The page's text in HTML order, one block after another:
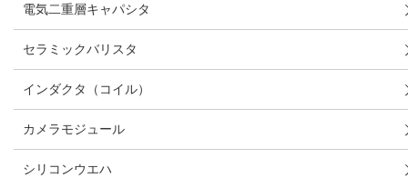
電気二重層キャパシタ
セラミックバリスタ
インダクタ（コイル）
カメラモジュール
シリコンウエハ